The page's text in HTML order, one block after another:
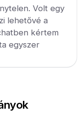
Volt egy
lehetővé a
kértem
egyszer